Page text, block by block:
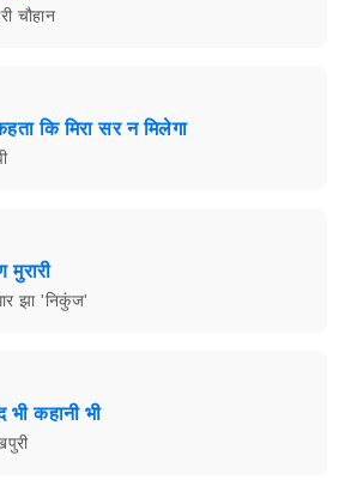
चौहान
कि मिरा सर न मिलेगा
मुरारी
झा 'निकुंज'
भी कहानी भी